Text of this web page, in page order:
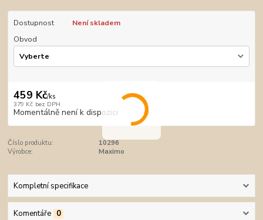
Dostupnost
Není skladem
Obvod
459 Kč/ks
379 Kč bez DPH
Momentálně není k dispozici
Číslo produktu:
10296
Výrobce:
Maximo
Kompletní specifikace
Komentáře 0